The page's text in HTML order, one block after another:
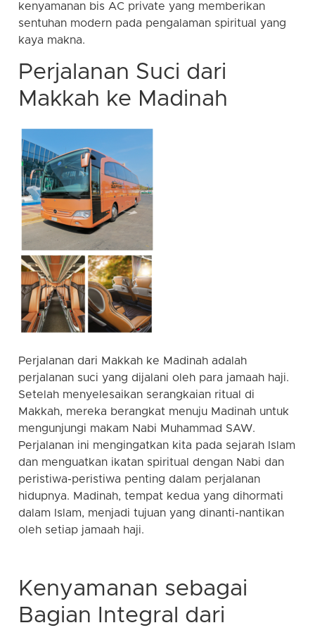
kenyamanan bis AC private yang memberikan
sentuhan modern pada pengalaman spiritual yang
kaya makna.
Perjalanan Suci dari
Makkah ke Madinah
Perjalanan dari Makkah ke Madinah adalah
perjalanan suci yang dijalani oleh para jamaah haji.
Setelah menyelesaikan serangkaian ritual di
Makkah, mereka berangkat menuju Madinah untuk
mengunjungi makam Nabi Muhammad SAW.
Perjalanan ini mengingatkan kita pada sejarah Islam
dan menguatkan ikatan spiritual dengan Nabi dan
peristiwa-peristiwa penting dalam perjalanan
hidupnya. Madinah, tempat kedua yang dihormati
dalam Islam, menjadi tujuan yang dinanti-nantikan
oleh setiap jamaah haji.
Kenyamanan sebagai
Bagian Integral dari